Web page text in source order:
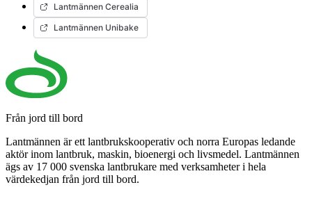
Lantmännen Cerealia
Lantmännen Unibake
Från jord till bord
Lantmännen är ett lantbrukskooperativ och norra Europas ledande
aktör inom lantbruk, maskin, bioenergi och livsmedel. Lantmännen
ägs av 17 000 svenska lantbrukare med verksamheter i hela
värdekedjan från jord till bord.